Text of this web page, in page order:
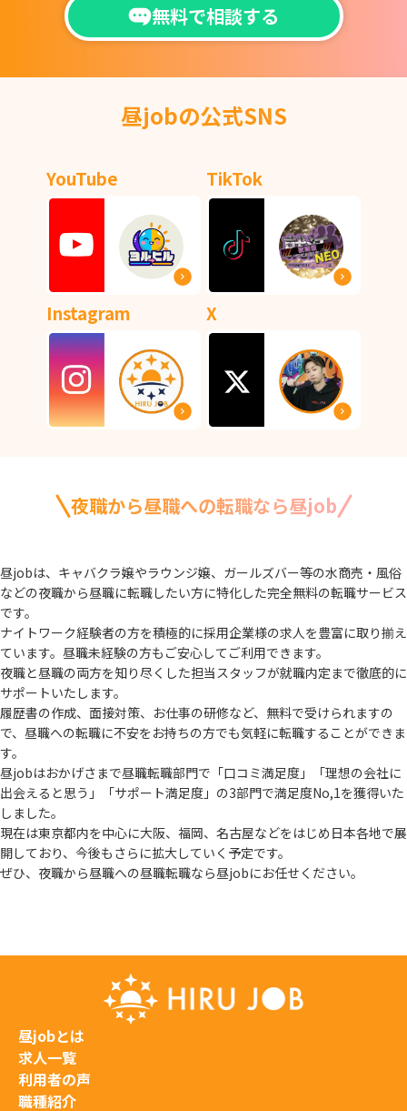
無料で相談する
昼jobの公式SNS
YouTube TikTok
Instagram X
夜職から昼職への転職なら昼job
昼jobは、キャバクラ嬢やラウンジ嬢、ガールズバー等の水商売・風俗
などの夜職から昼職に転職したい方に特化した完全無料の転職サービス
です。
ナイトワーク経験者の方を積極的に採用企業様の求人を豊富に取り揃え
ています。 昼職未経験の方もご安心してご利用できます。
夜職と昼職の両方を知り尽くした担当スタッフが就職内定まで徹底的に
サポートいたします。
履歴書の作成、面接対策、お仕事の研修など、無料で受けられますの
で、 昼職への転職に不安をお持ちの方でも気軽に転職することができま
す。
昼jobはおかげさまで昼職転職部門で「口コミ満足度」「理想の会社に
出会えると思う」
「サポート満足度」の3部門で満足度No,1を獲得いた
しました。
現在は東京都内を中心に大阪、福岡、名古屋などをはじめ日本各地で展
開しており、 今後もさらに拡大していく予定です。
ぜひ、夜職から昼職への昼職転職なら昼jobにお任せください。
昼jobとは
求人一覧
利用者の声
職種紹介